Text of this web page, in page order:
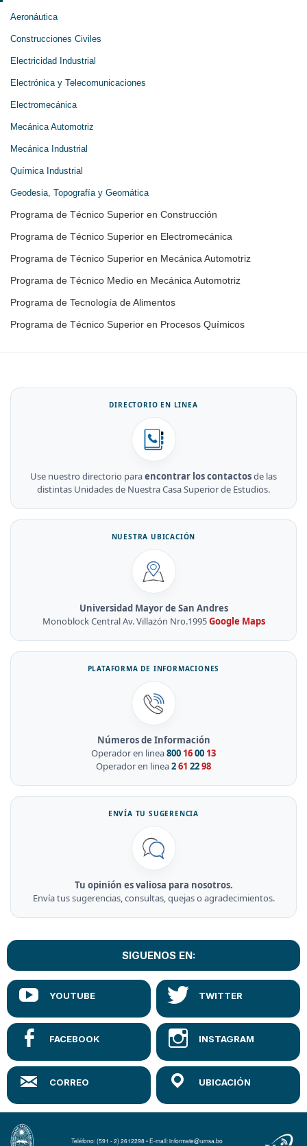
Aeronáutica
Construcciones Civiles
Electricidad Industrial
Electrónica y Telecomunicaciones
Electromecánica
Mecánica Automotriz
Mecánica Industrial
Química Industrial
Geodesia, Topografía y Geomática
Programa de Técnico Superior en Construcción
Programa de Técnico Superior en Electromecánica
Programa de Técnico Superior en Mecánica Automotriz
Programa de Técnico Medio en Mecánica Automotriz
Programa de Tecnología de Alimentos
Programa de Técnico Superior en Procesos Químicos
DIRECTORIO EN LINEA
Use nuestro directorio paraencontrar los contactosde las
distintas Unidades de Nuestra Casa Superior de Estudios.
NUESTRA UBICACIÓN
Universidad Mayor de San Andres
Monoblock Central Av. Villazón Nro.1995Google Maps
PLATAFORMA DE INFORMACIONES
Números de Información
Operador en linea800 1600 13
Operador en linea261 2298
ENVÍA TU SUGERENCIA
Tu opinión es valiosa para nosotros.
Envía tus sugerencias, consultas, quejas o agradecimientos.
SIGUENOS EN:
Teléfono: (591 - 2) 2612298 • E-mail: informate@umsa.bo